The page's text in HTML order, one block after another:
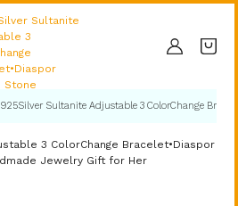
925Silver Sultanite Adjustable 3 ColorChange